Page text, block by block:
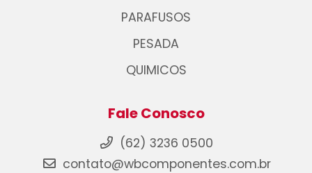
PARAFUSOS
PESADA
QUIMICOS
Fale Conosco
(62) 3236 0500
contato@wbcomponentes.com.br